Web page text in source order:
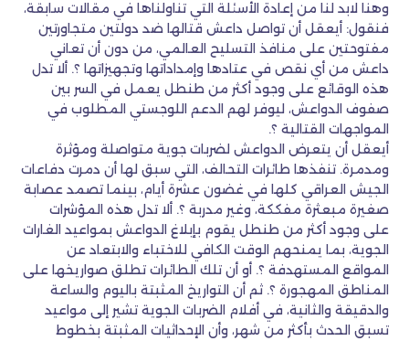
وهنا لابد لنا من إعادة الأسئلة التي تناولناها في مقالات سابقة،
فنقول: أيعقل أن تواصل داعش قتالها ضد دولتين متجاورتين
مفتوحتين على منافذ التسليح العالمي، من دون أن تعاني
داعش من أي نقص في عتادها وإمداداتها وتجهيزاتها ؟. ألا تدل
هذه الوقائع على وجود أكثر من طنطل يعمل في السر بين
صفوف الدواعش، ليوفر لهم الدعم اللوجستي المطلوب في
المواجهات القتالية ؟.
أيعقل أن يتعرض الدواعش لضربات جوية متواصلة ومؤثرة
ومدمرة. تنفذها طائرات التحالف، التي سبق لها أن دمرت دفاعات
الجيش العراقي كلها في غضون عشرة أيام، بينما تصمد عصابة
صغيرة مبعثرة مفككة، وغير مدربة ؟. ألا تدل هذه المؤشرات
على وجود أكثر من طنطل يقوم بإبلاغ الدواعش بمواعيد الغارات
الجوية، بما يمنحهم الوقت الكافي للاختباء والابتعاد عن
المواقع المستهدفة ؟. أو أن تلك الطائرات تطلق صواريخها على
المناطق المهجورة ؟. ثم أن التواريخ المثبتة باليوم والساعة
والدقيقة والثانية، في أفلام الضربات الجوية تشير إلى مواعيد
تسبق الحدث بأكثر من شهر، وأن الإحداثيات المثبتة بخطوط